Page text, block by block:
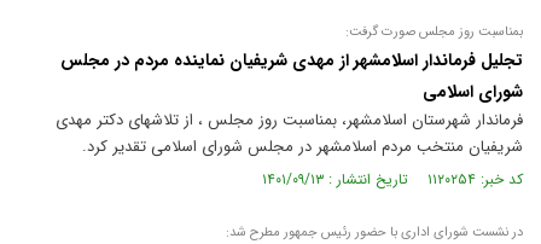
بمناسبت روز مجلس صورت گرفت:
تجلیل فرماندار اسلامشهر از مهدی شریفیان نماینده مردم در مجلس
شورای اسلامی
فرماندار شهرستان اسلامشهر، بمناسبت روز مجلس ، از تلاشهای دکتر مهدی
شریفیان منتخب مردم اسلامشهر در مجلس شورای اسلامی تقدیر کرد.
کد خبر: ۱۱۲۰۲۵۴ تاریخ انتشار : ۱۴۰۱/۰۹/۱۳
در نشست شورای اداری با حضور رئیس جمهور مطرح شد: